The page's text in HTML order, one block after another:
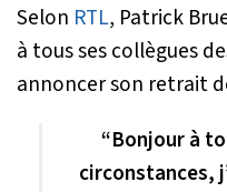
Selon RTL, Patrick
à tous ses collègues
annoncer son retrait
“Bonjour à
circonstances,